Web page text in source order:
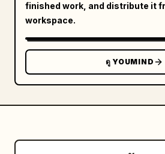
finished work, and distribute it
workspace.
ดู YOUMIND